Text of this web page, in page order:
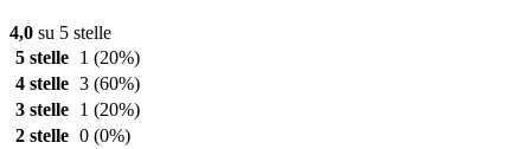
4,0 su 5 stelle
5 stelle
1 (20%)
4 stelle 3 (60%)
3 stelle
1 (20%)
2 stelle 0 (0%)